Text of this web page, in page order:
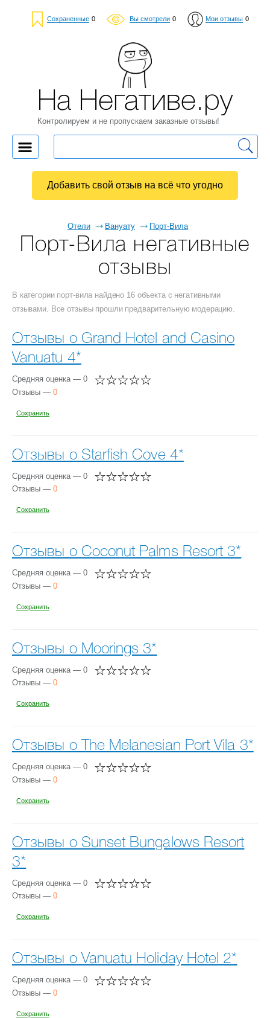
Сохраненные 0 Вы смотрели 0 Мои отзывы 0
Отели Вануату Порт-Вила
Порт-Вила негативные
отзывы
В категории порт-вила найдено 16 объекта с негативными
отзывами. Все отзывы прошли предварительную модерацию.
Отзывы о Grand Hotel and Casino
Vanuatu 4*
Средняя оценка — 0
Отзывы — 0
Сохранить
Отзывы о Starfish Cove 4*
Средняя оценка — 0
Отзывы — 0
Сохранить
Отзывы о Coconut Palms Resort 3*
Средняя оценка — 0
Отзывы — 0
Сохранить
Отзывы о Moorings 3*
Средняя оценка — 0
Отзывы — 0
Сохранить
Отзывы о The Melanesian Port Vila 3*
Средняя оценка — 0
Отзывы — 0
Сохранить
Отзывы о Sunset Bungalows Resort
3*
Средняя оценка — 0
Отзывы — 0
Сохранить
Отзывы о Vanuatu Holiday Hotel 2*
Средняя оценка — 0
Отзывы — 0
Сохранить
На Негативе.ру
Контролируем и не пропускаем заказные отзывы!
Добавить свой отзыв на всё что угодно